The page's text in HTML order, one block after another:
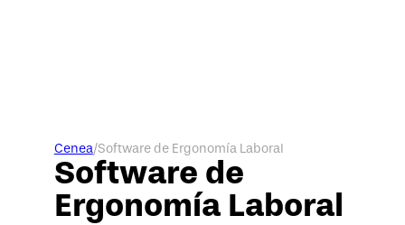
Cenea/Software de Ergonomía Laboral
Software de
Ergonomía Laboral